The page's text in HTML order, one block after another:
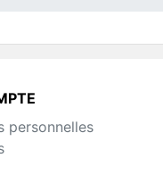
Pièces Détachées
Touch
Distributeur
personnelles